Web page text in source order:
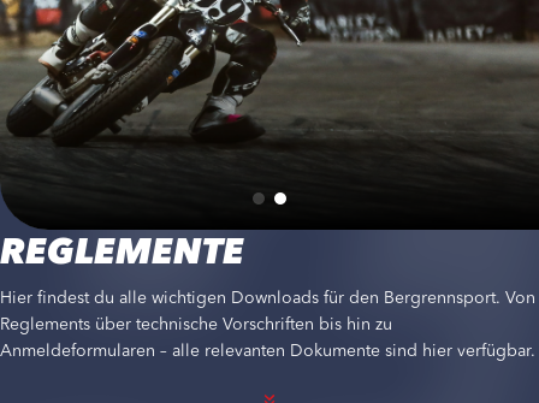
REGLEMENTE
Hier findest du alle wichtigen Downloads für den Bergrennsport. Von
Reglements über technische Vorschriften bis hin zu
Anmeldeformularen – alle relevanten Dokumente sind hier verfügbar.